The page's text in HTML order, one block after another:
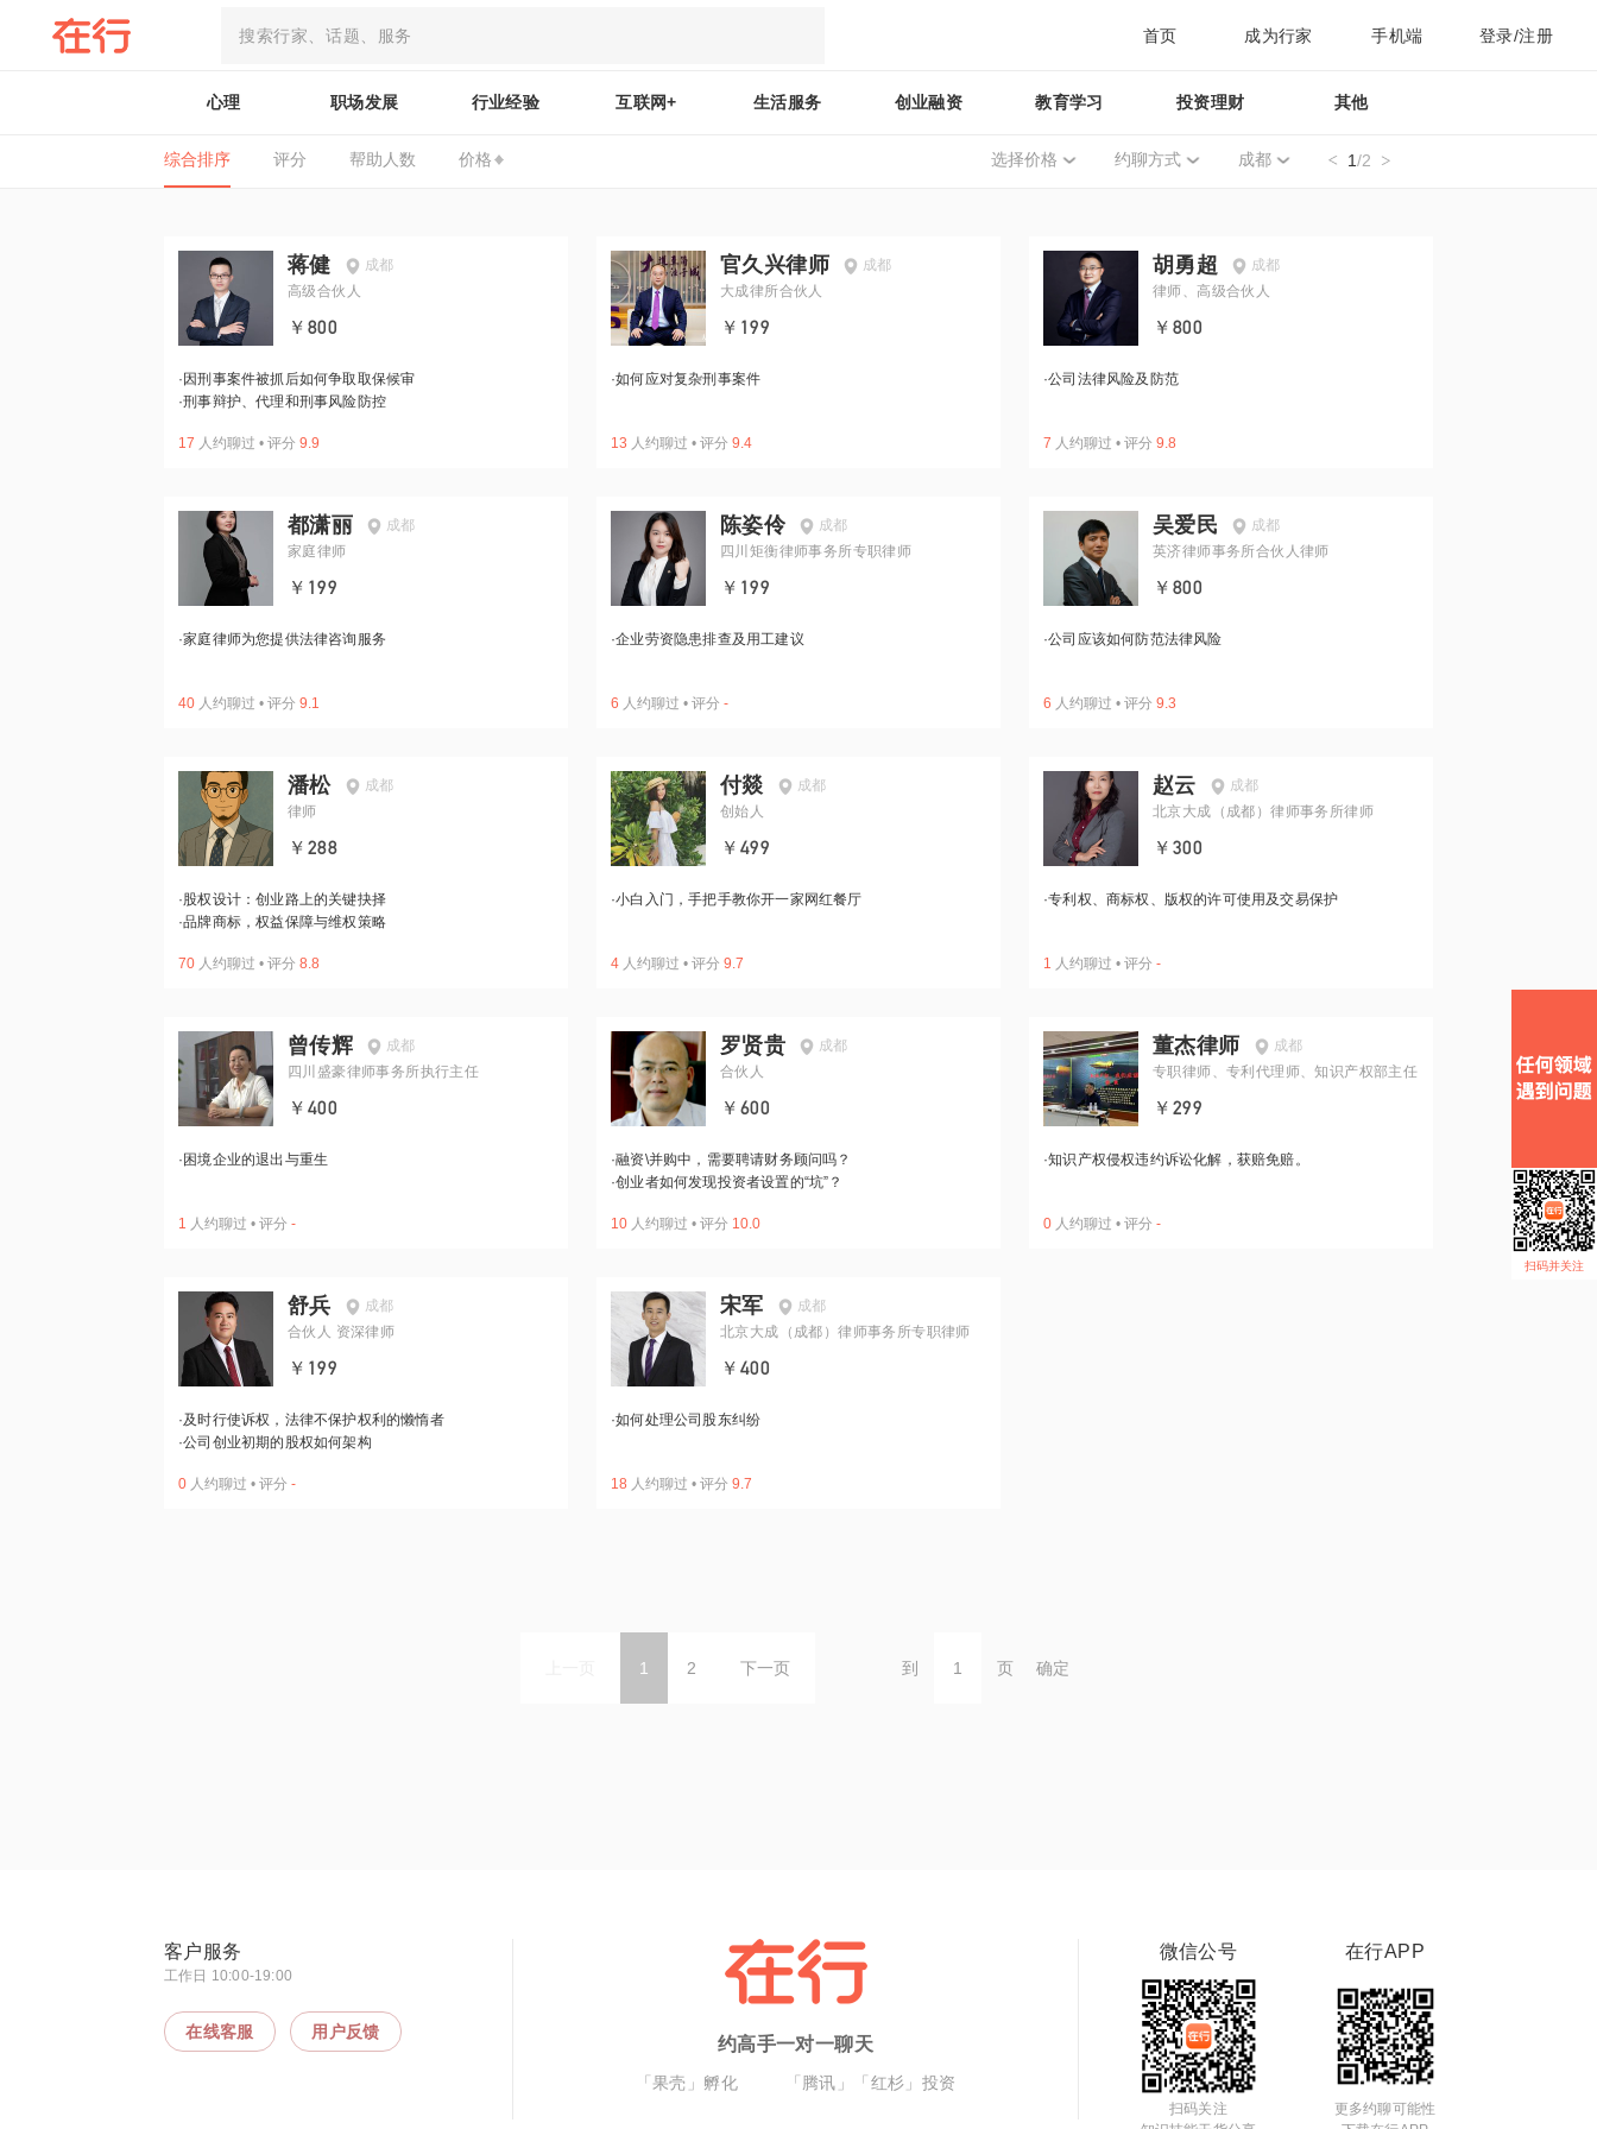
首页 成为行家 手机端 登录/注册
心理 职场发展 行业经验 互联网+ 生活服务 创业融资 教育学习 投资理财 其他
综合排序 评分 帮助人数 价格 选择价格 约聊方式 成都 1/2
蒋健
成都
高级合伙人
￥800
· 因刑事案件被抓后如何争取取保候审
·刑事辩护、代理和刑事风险防控
17 人约聊过 • 评分 9.9
官久兴律师
成都
大成律所合伙人
￥199
·如何应对复杂刑事案件
13 人约聊过 • 评分 9.4
胡勇超
成都
律师、高级合伙人
￥800
·公司法律风险及防范
7 人约聊过 • 评分 9.8
都潇丽
成都
家庭律师
￥199
·家庭律师为您提供法律咨询服务
40 人约聊过 • 评分 9.1
陈姿伶
成都
四川矩衡律师事务所专职律师
￥199
·企业劳资隐患排查及用工建议
6 人约聊过 • 评分 -
吴爱民
成都
英济律师事务所合伙人律师
￥800
·公司应该如何防范法律风险
6 人约聊过 • 评分 9.3
潘松
成都
律师
￥288
·股权设计：创业路上的关键抉择
·品牌商标，权益保障与维权策略
70 人约聊过 • 评分 8.8
付燚
成都
创始人
￥499
·小白入门，手把手教你开一家网红餐厅
4 人约聊过 • 评分 9.7
赵云
成都
北京大成（成都）律师事务所律师
￥300
·专利权、商标权、版权的许可使用及交易保护
1 人约聊过 • 评分 -
曾传辉
成都
四川盛豪律师事务所执行主任
￥400
· 困境企业的退出与重生
1 人约聊过 • 评分 -
罗贤贵
成都
合伙人
￥600
·融资\并购中，需要聘请财务顾问吗？
·创业者如何发现投资者设置的“坑”？
10 人约聊过 • 评分 10.0
董杰律师
成都
专职律师、专利代理师、知识产权部主任
￥299
·知识产权侵权违约诉讼化解，获赔免赔。
0 人约聊过 • 评分 -
舒兵
成都
合伙人 资深律师
￥199
·及时行使诉权，法律不保护权利的懒惰者
·公司创业初期的股权如何架构
0 人约聊过 • 评分 -
宋军
成都
北京大成（成都）律师事务所专职律师
￥400
·如何处理公司股东纠纷
18 人约聊过 • 评分 9.7
1 2 下一页 到 页 确定
扫码并关注
客户服务
工作日 10:00-19:00
在线客服 用户反馈
约高手一对一聊天
「果壳」孵化 「腾讯」「红杉」投资
微信公号
扫码关注
在行APP
更多约聊可能性